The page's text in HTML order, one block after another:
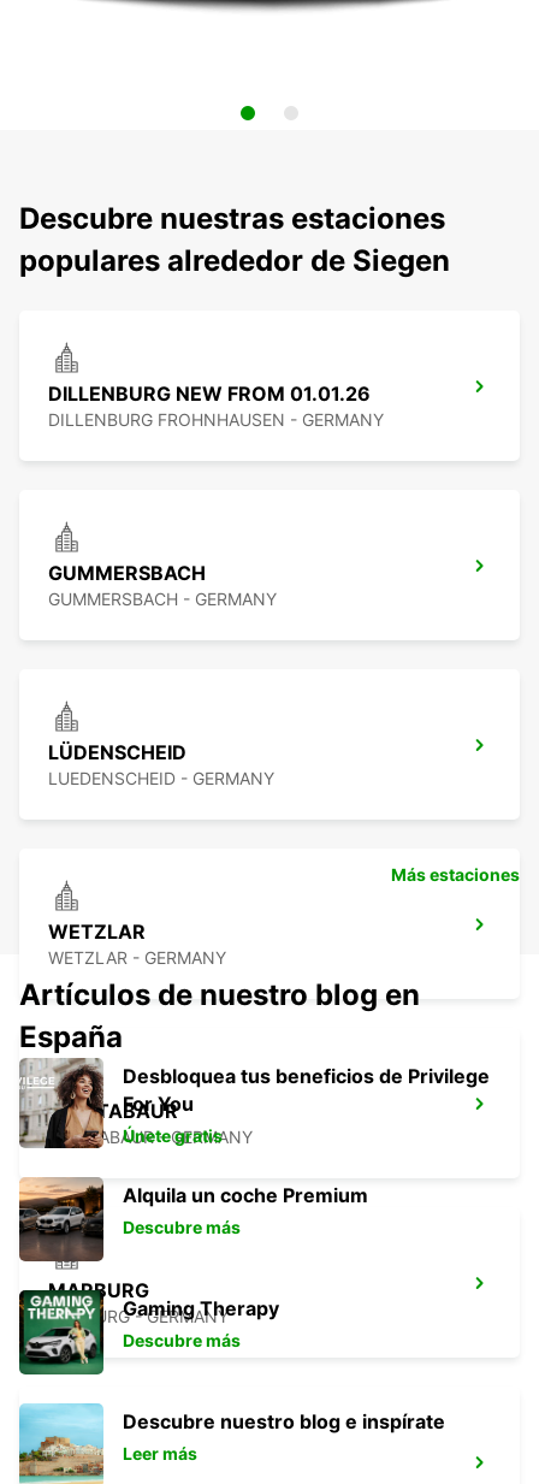
Descubre nuestras estaciones
populares alrededor de Siegen
DILLENBURG NEW FROM 01.01.26
DILLENBURG FROHNHAUSEN - GERMANY
GUMMERSBACH
GUMMERSBACH - GERMANY
LÜDENSCHEID
LUEDENSCHEID - GERMANY
WETZLAR
WETZLAR - GERMANY
MONTABAUR
MONTABAUR - GERMANY
MARBURG
MARBURG - GERMANY
DIEZ
Más estaciones
Artículos de nuestro blog en
España
Desbloquea tus beneficios de Privilege
For You
Únete gratis
Alquila un coche Premium
Descubre más
Gaming Therapy
Descubre más
Descubre nuestro blog e inspírate
Leer más